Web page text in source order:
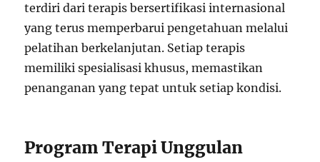
terdiri dari terapis bersertifikasi internasional
yang terus memperbarui pengetahuan melalui
pelatihan berkelanjutan. Setiap terapis
memiliki spesialisasi khusus, memastikan
penanganan yang tepat untuk setiap kondisi.
Program Terapi Unggulan